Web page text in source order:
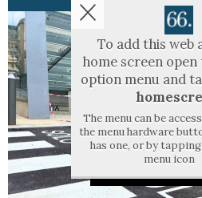
To add this web
home screen
option menu and
The menu can be
the menu hardware
has one, or by
menu icon
Aviso sobre el
Utilizamos cookies
el funcionamiento
lista de cookies y
nuestra Política de
Aceptar